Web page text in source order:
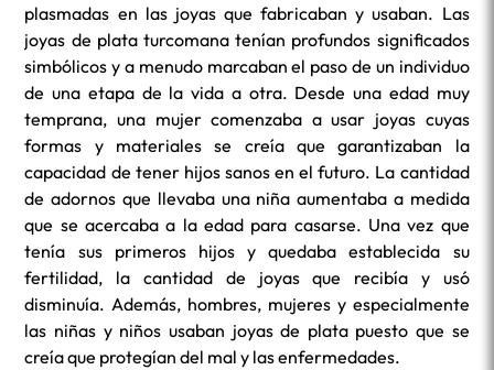
plasmadas en las joyas que fabricaban y usaban. Las
joyas de plata turcomana tenían profundos significados
simbólicos y a menudo marcaban el paso de un individuo
de una etapa de la vida a otra. Desde una edad muy
temprana, una mujer comenzaba a usar joyas cuyas
formas y materiales se creía que garantizaban la
capacidad de tener hijos sanos en el futuro. La cantidad
de adornos que llevaba una niña aumentaba a medida
que se acercaba a la edad para casarse. Una vez que
tenía sus primeros hijos y quedaba establecida su
fertilidad, la cantidad de joyas que recibía y usó
disminuía. Además, hombres, mujeres y especialmente
las niñas y niños usaban joyas de plata puesto que se
creía que protegían del mal y las enfermedades.